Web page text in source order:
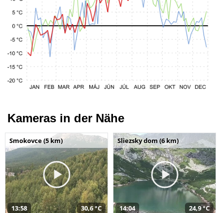
Kameras in der Nähe
Smokovce (5 km)
13:58 30,6 °C
Sliezsky dom (6 km)
14:04 24,9 °C